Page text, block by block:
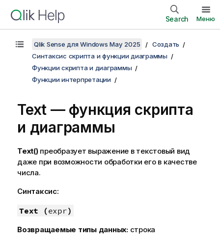
Search Меню
Qlik Sense для Windows May 2025
Создать
Синтаксис скрипта и функции диаграммы
Функции скрипта и диаграммы
Функции интерпретации
Text — функция скриптa
и диаграммы
Text()преобразует выражение в текстовый вид
даже при возможности обработки его в качестве
числа.
Синтаксис:
Text (expr)
Возвращаемые типы данных: строка